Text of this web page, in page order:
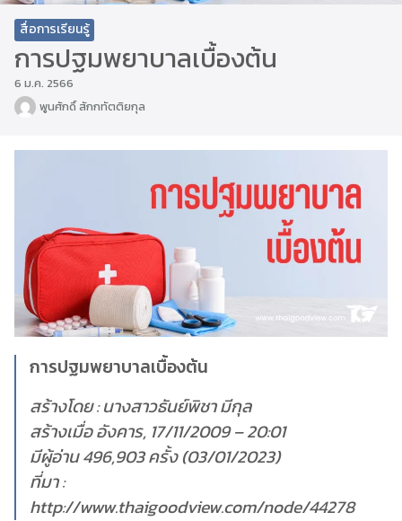
สื่อการเรียนรู้
การปฐมพยาบาลเบื้องต้น
6 ม.ค. 2566
พูนศักดิ์ สักกทัตติยกุล
การปฐมพยาบาลเบื้องต้น
สร้างโดย : นางสาวธันย์พิชา มีกุล
สร้างเมื่อ อังคาร, 17/11/2009 – 20:01
มีผู้อ่าน 496,903 ครั้ง (03/01/2023)
ที่มา :
http://www.thaigoodview.com/node/44278